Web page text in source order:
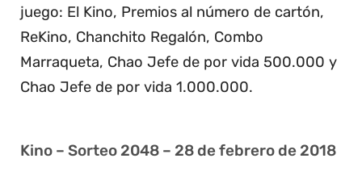
juego: El Kino, Premios al número de cartón,
ReKino, Chanchito Regalón, Combo
Marraqueta, Chao Jefe de por vida 500.000 y
Chao Jefe de por vida 1.000.000.
Kino – Sorteo 2048 – 28 de febrero de 2018